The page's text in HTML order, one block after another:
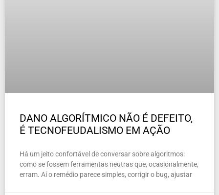
DANO ALGORÍTMICO NÃO É DEFEITO,
É TECNOFEUDALISMO EM AÇÃO
Há um jeito confortável de conversar sobre algoritmos:
como se fossem ferramentas neutras que, ocasionalmente,
erram. Aí o remédio parece simples, corrigir o bug, ajustar